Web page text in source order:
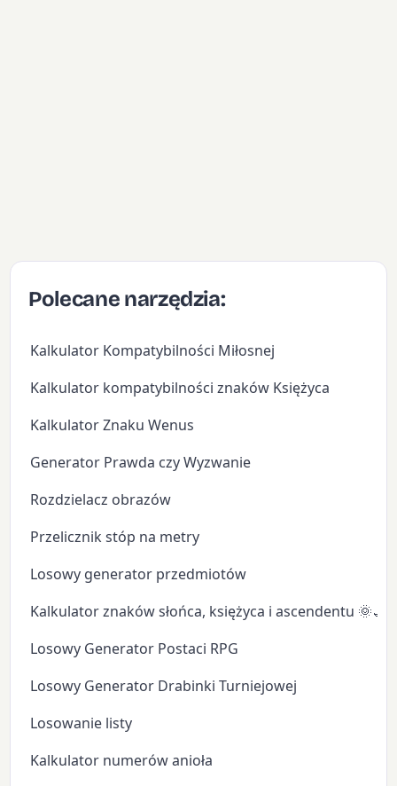
Polecane narzędzia:
Kalkulator Kompatybilności Miłosnej
Kalkulator kompatybilności znaków Księżyca
Kalkulator Znaku Wenus
Generator Prawda czy Wyzwanie
Rozdzielacz obrazów
Przelicznik stóp na metry
Losowy generator przedmiotów
Kalkulator znaków słońca, księżyca i ascendentu
Losowy Generator Postaci RPG
Losowy Generator Drabinki Turniejowej
Losowanie listy
Kalkulator numerów anioła